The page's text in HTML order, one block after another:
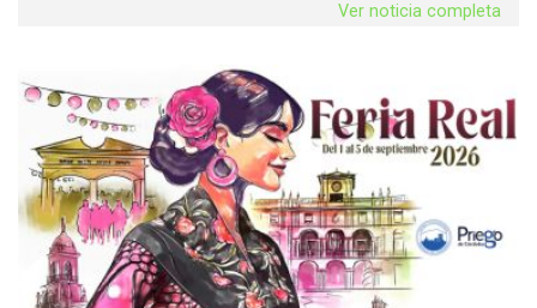
Ver noticia completa